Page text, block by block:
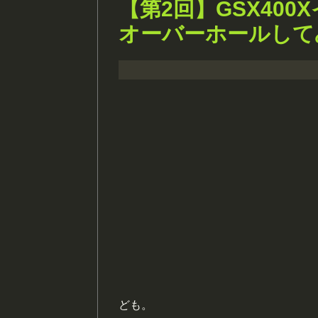
【第2回】
オーバーホールし
ども。